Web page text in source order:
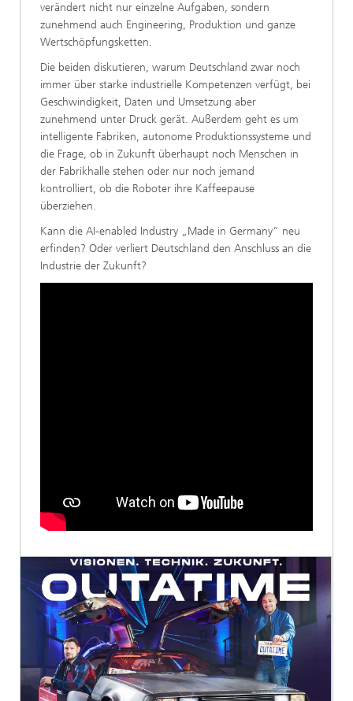
verändert nicht nur einzelne Aufgaben, sondern
zunehmend auch Engineering, Produktion und ganze
Wertschöpfungsketten.
Die beiden diskutieren, warum Deutschland zwar noch
immer über starke industrielle Kompetenzen verfügt, bei
Geschwindigkeit, Daten und Umsetzung aber
zunehmend unter Druck gerät. Außerdem geht es um
intelligente Fabriken, autonome Produktionssysteme und
die Frage, ob in Zukunft überhaupt noch Menschen in
der Fabrikhalle stehen oder nur noch jemand
kontrolliert, ob die Roboter ihre Kaffeepause
überziehen.
Kann die AI-enabled Industry „Made in Germany“ neu
erfinden? Oder verliert Deutschland den Anschluss an die
Industrie der Zukunft?